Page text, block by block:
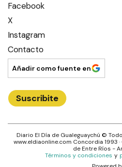
Facebook
X
Instagram
Contacto
Añadir como fuente en
Suscribite
Diario El Día de Gualeguaychú ©
www.eldiaonline.com Concordia 1993
deEntre Ríos -
Términos y condiciones y